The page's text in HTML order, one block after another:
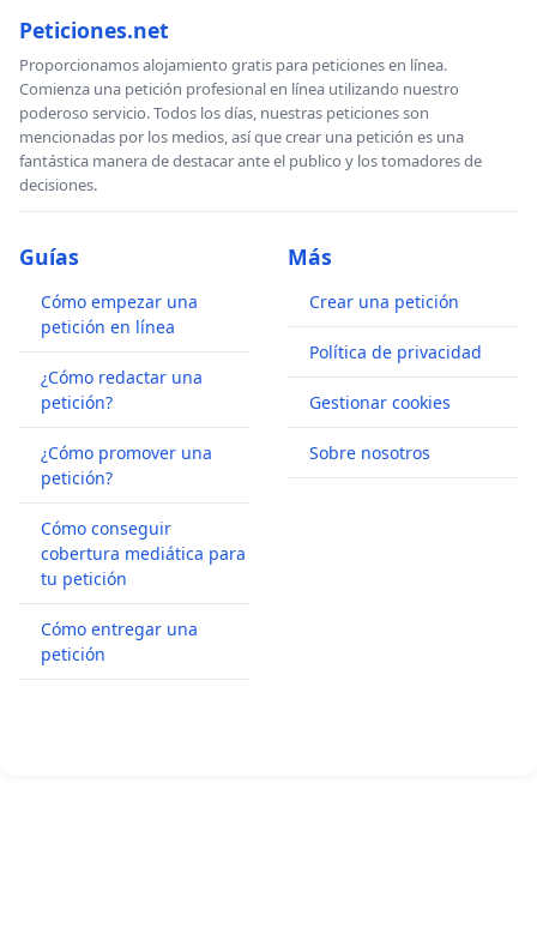
Peticiones.net
Proporcionamos alojamiento gratis para peticiones en línea.
Comienza una petición profesional en línea utilizando nuestro
poderoso servicio. Todos los días, nuestras peticiones son
mencionadas por los medios, así que crear una petición es una
fantástica manera de destacar ante el publico y los tomadores de
decisiones.
Guías
Cómo empezar una
petición en línea
¿Cómo redactar una
petición?
¿Cómo promover una
petición?
Cómo conseguir
cobertura mediática para
tu petición
Cómo entregar una
petición
Más
Crear una petición
Política de privacidad
Gestionar cookies
Sobre nosotros